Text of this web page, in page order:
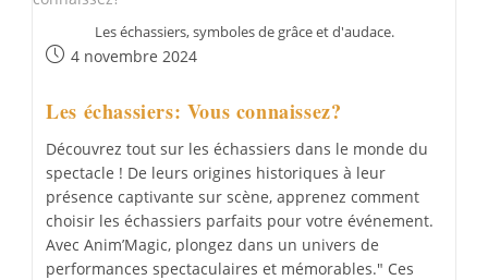
Les échassiers, symboles de grâce et d'audace.
Publication
4 novembre 2024
Les échassiers: Vous connaissez?
Découvrez tout sur les échassiers dans le monde du
spectacle ! De leurs origines historiques à leur
présence captivante sur scène, apprenez comment
choisir les échassiers parfaits pour votre événement.
Avec Anim’Magic, plongez dans un univers de
performances spectaculaires et mémorables." Ces